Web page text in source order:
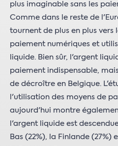
plus imaginable sans les
Comme dans le reste de
tournent de plus en plus vers
paiement numériques et
liquide. Bien sûr, l'argent
paiement indispensable,
de décroître en Belgique.
l'utilisation des moyens de
aujourd'hui montre
l'argent liquide est
Bas (22%), la Finlande (27%)